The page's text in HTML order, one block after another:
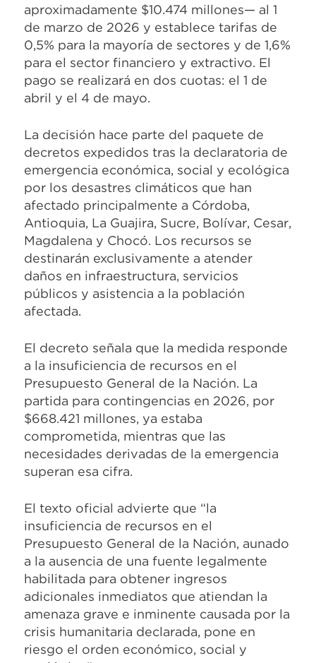
aproximadamente $10.474 millones— al 1
de marzo de 2026 y establece tarifas de
0,5% para la mayoría de sectores y de 1,6%
para el sector financiero y extractivo. El
pago se realizará en dos cuotas: el 1 de
abril y el 4 de mayo.
La decisión hace parte del paquete de
decretos expedidos tras la declaratoria de
emergencia económica, social y ecológica
por los desastres climáticos que han
afectado principalmente a Córdoba,
Antioquia, La Guajira, Sucre, Bolívar, Cesar,
Magdalena y Chocó. Los recursos se
destinarán exclusivamente a atender
daños en infraestructura, servicios
públicos y asistencia a la población
afectada.
El decreto señala que la medida responde
a la insuficiencia de recursos en el
Presupuesto General de la Nación. La
partida para contingencias en 2026, por
$668.421 millones, ya estaba
comprometida, mientras que las
necesidades derivadas de la emergencia
superan esa cifra.
El texto oficial advierte que “la
insuficiencia de recursos en el
Presupuesto General de la Nación, aunado
a la ausencia de una fuente legalmente
habilitada para obtener ingresos
adicionales inmediatos que atiendan la
amenaza grave e inminente causada por la
crisis humanitaria declarada, pone en
riesgo el orden económico, social y